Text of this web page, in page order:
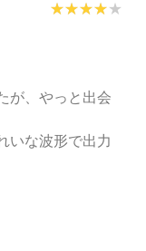
が、やっと出会
いな波形で出力